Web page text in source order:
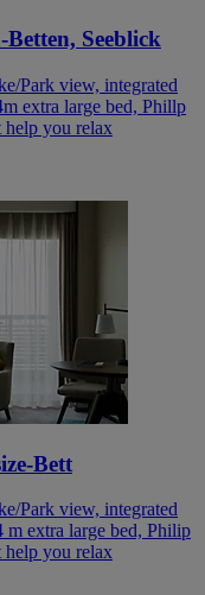
Seeblick
Park view, integrated
extra large bed, Phillp
help you relax
Bett
Park view, integrated
extra large bed, Philip
help you relax